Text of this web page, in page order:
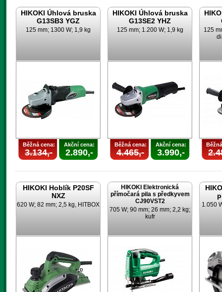
HIKOKI Úhlová bruska
G13SB3 YGZ
125 mm; 1300 W; 1,9 kg
Běžná cena:
3.134,-
Akční cena:
2.890,-
HIKOKI Úhlová bruska
G13SE2 YHZ
125 mm; 1.200 W; 1,9 kg
Běžná cena:
4.465,-
Akční cena:
3.990,-
125
HIKOKI Hoblík P20SF
NXZ
620 W; 82 mm; 2,5 kg, HITBOX
HIKOKI Elektronická
přímočará pila s předkyvem
CJ90VST2
705 W; 90 mm; 26 mm; 2,2 kg;
kufr
1.050